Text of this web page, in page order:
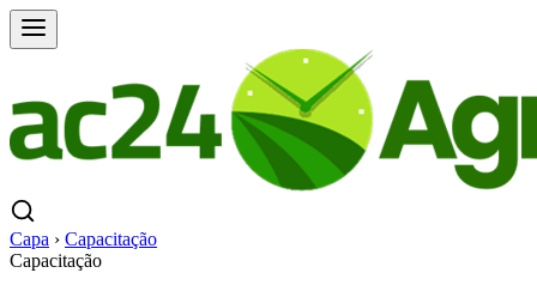
Capa › Capacitação
Capacitação